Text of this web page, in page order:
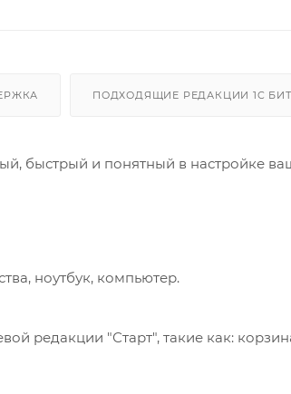
ПОДХОДЯЩИЕ РЕДАКЦИИ 1C
быстрый и понятный в настройке
ноутбук, компьютер.
редакции "Старт", такие как: